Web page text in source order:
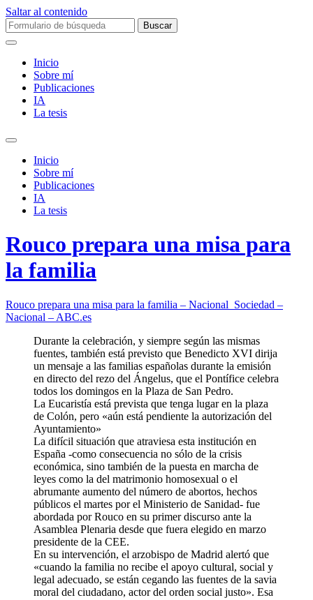
Saltar al contenido
Buscar:
Inicio
Sobre mí­
Publicaciones
IA
La tesis
Alternar
campo
búsqueda
Inicio
Sobre mí­
Publicaciones
IA
La tesis
Rouco prepara una misa para
la familia
Rouco prepara una misa para la familia – Nacional_Sociedad –
Nacional – ABC.es
Durante la celebración, y siempre según las mismas
fuentes, también está previsto que Benedicto XVI dirija
un mensaje a las familias españolas durante la emisión
en directo del rezo del Ángelus, que el Pontífice celebra
todos los domingos en la Plaza de San Pedro.
La Eucaristía está prevista que tenga lugar en la plaza
de Colón, pero «aún está pendiente la autorización del
Ayuntamiento»
La difícil situación que atraviesa esta institución en
España -como consecuencia no sólo de la crisis
económica, sino también de la puesta en marcha de
leyes como la del matrimonio homosexual o el
abrumante aumento del número de abortos, hechos
públicos el martes por el Ministerio de Sanidad- fue
abordada por Rouco en su primer discurso ante la
Asamblea Plenaria desde que fuera elegido en marzo
presidente de la CEE.
En su intervención, el arzobispo de Madrid alertó que
«cuando la familia no recibe el apoyo cultural, social y
legal adecuado, se están cegando las fuentes de la savia
moral del ciudadano, actor del orden social justo». Esa